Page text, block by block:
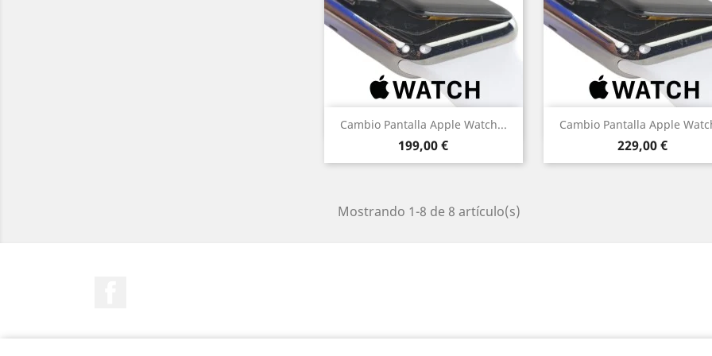
Cambio Pantalla Apple Watch...
Precio
199,00 €
Vista rápida Cambio Pantalla Apple
Precio
229,00 €
Vista rápida
Mostrando 1-8 de 8 artículo(s)